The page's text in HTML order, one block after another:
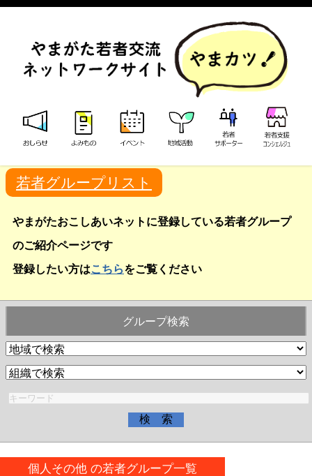
若者グループリスト
やまがたおこしあいネットに登録している若者グループ
のご紹介ページです
登録したい方はこちらをご覧ください
グループ検索
個人その他 の若者グループ一覧